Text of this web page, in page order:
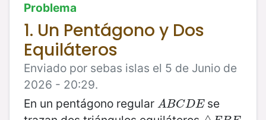
Problema
1. Un Pentágono y Dos
Equiláteros
Enviado por sebas islas el 5 de Junio de
2026 - 20:29.
En un pentágono regular ABCDE
ABCDE
se